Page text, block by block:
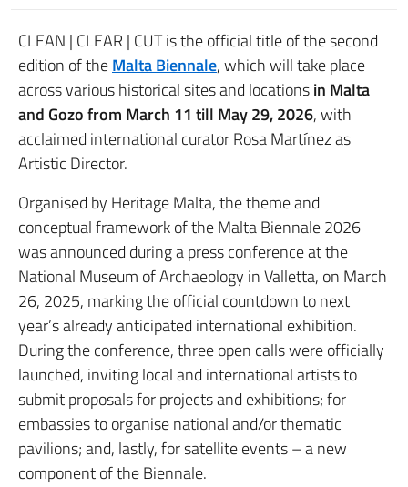
CLEAN | CLEAR | CUT is the official title of the second
edition of theMalta Biennale, which will take place
across various historical sites and locationsin Malta
and Gozo from March 11 till May 29, 2026, with
acclaimed international curator Rosa Martínez as
Artistic Director.
Organised by Heritage Malta, the theme and
conceptual framework of the Malta Biennale 2026
was announced during a press conference at the
National Museum of Archaeology in Valletta, on March
26, 2025, marking the official countdown to next
year’s already anticipated international exhibition.
During the conference, three open calls were officially
launched, inviting local and international artists to
submit proposals for projects and exhibitions; for
embassies to organise national and/or thematic
pavilions; and, lastly, for satellite events – a new
component of the Biennale.